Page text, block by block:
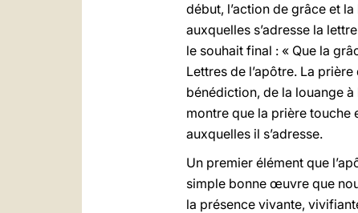
début, l’action de grâce et
auxquelles s’adresse la
le souhait final : « Que la
Lettres de l’apôtre. La
bénédiction, de la louange à
montre que la prière touche
auxquelles il s’adresse.
Un premier élément que
simple bonne œuvre que
la présence vivante,